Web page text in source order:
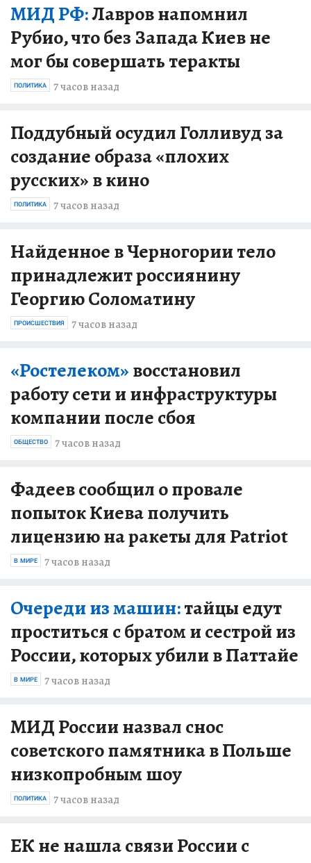
МИД РФ:Лавров напомнил
Рубио, что без Запада Киев не
мог бы совершать теракты
7 часов назад
ПОЛИТИКА
Поддубный осудил Голливуд за
создание образа «плохих
русских» в кино
7 часов назад
ПОЛИТИКА
Найденное в Черногории тело
принадлежит россиянину
Георгию Соломатину
7 часов назад
ПРОИСШЕСТВИЯ
«Ростелеком»восстановил
работу сети и инфраструктуры
компании после сбоя
7 часов назад
ОБЩЕСТВО
Фадеев сообщил о провале
попыток Киева получить
лицензию на ракеты для Patriot
7 часов назад
В МИРЕ
Очереди из машин:тайцы едут
проститься с братом и сестрой из
России, которых убили в Паттайе
7 часов назад
В МИРЕ
МИД России назвал снос
советского памятника в Польше
низкопробным шоу
7 часов назад
ПОЛИТИКА
ЕК не нашла связи России с